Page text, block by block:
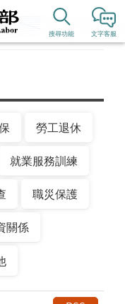
文字客服
搜尋功能
勞工退休
就業服務訓練
職災保護
關係